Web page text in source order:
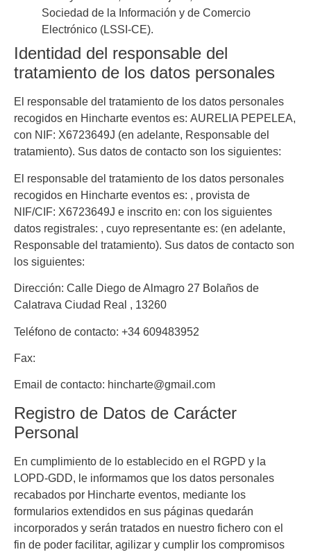
Sociedad de la Información y de Comercio
Electrónico (LSSI-CE).
Identidad del responsable del
tratamiento de los datos personales
El responsable del tratamiento de los datos personales
recogidos en Hincharte eventos es: AURELIA PEPELEA,
con NIF: X6723649J (en adelante, Responsable del
tratamiento). Sus datos de contacto son los siguientes:
El responsable del tratamiento de los datos personales
recogidos en Hincharte eventos es: , provista de
NIF/CIF: X6723649J e inscrito en: con los siguientes
datos registrales: , cuyo representante es: (en adelante,
Responsable del tratamiento). Sus datos de contacto son
los siguientes:
Dirección: Calle Diego de Almagro 27 Bolaños de
Calatrava Ciudad Real , 13260
Teléfono de contacto: +34 609483952
Fax:
Email de contacto: hincharte@gmail.com
Registro de Datos de Carácter
Personal
En cumplimiento de lo establecido en el RGPD y la
LOPD-GDD, le informamos que los datos personales
recabados por Hincharte eventos, mediante los
formularios extendidos en sus páginas quedarán
incorporados y serán tratados en nuestro fichero con el
fin de poder facilitar, agilizar y cumplir los compromisos